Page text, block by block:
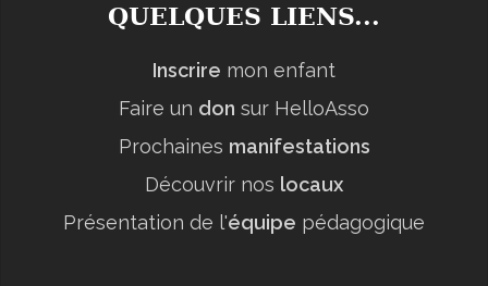
QUELQUES LIENS...
Inscrire mon enfant
Faire un don sur HelloAsso
Prochaines manifestations
Découvrir nos locaux
Présentation de l'équipe pédagogique